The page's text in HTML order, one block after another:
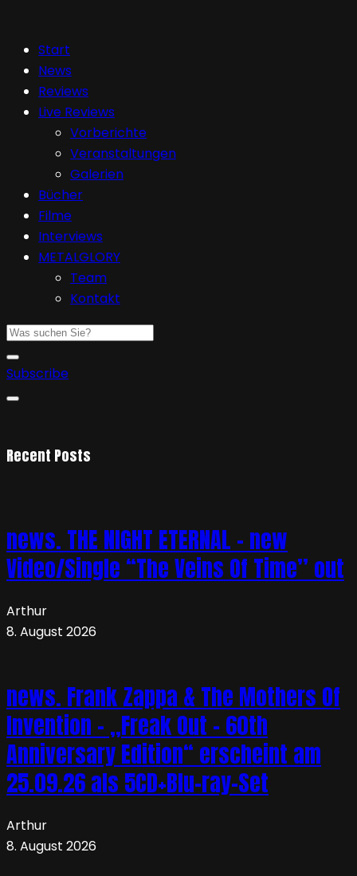
Start
News
Reviews
Live Reviews
Vorberichte
Veranstaltungen
Galerien
Bücher
Filme
Interviews
METALGLORY
Team
Kontakt
Subscribe
Recent Posts
news. THE NIGHT ETERNAL – new
Video/Single “The Veins Of Time” out
Arthur
8. August 2026
news. Frank Zappa & The Mothers Of
Invention – „Freak Out – 60th
Anniversary Edition“ erscheint am
25.09.26 als 5CD+Blu-ray-Set
Arthur
8. August 2026